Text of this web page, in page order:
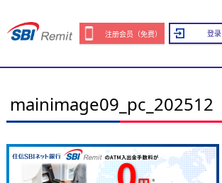
注册会员（免费） 登录
mainimage09_pc_202512